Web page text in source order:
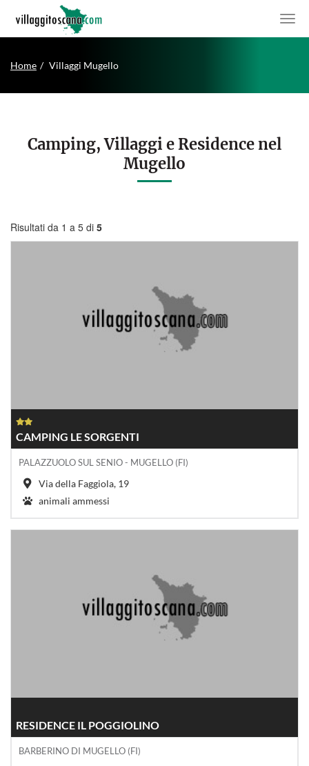
Home Villaggi Mugello
Camping, Villaggi e Residence nel
Mugello
Risultati da 1 a 5 di 5
CAMPING LE SORGENTI
PALAZZUOLO SUL SENIO - MUGELLO (FI)
Via della Faggiola, 19
animali ammessi
RESIDENCE IL POGGIOLINO
BARBERINO DI MUGELLO (FI)